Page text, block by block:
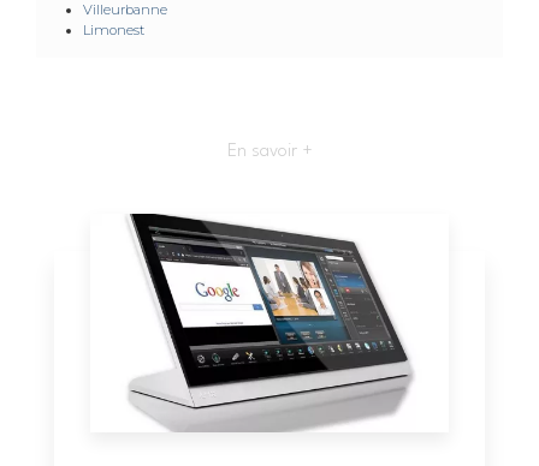
Villeurbanne
Limonest
En savoir +